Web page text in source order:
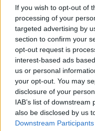
If you wish to opt-out of
processing of your
targeted advertising by
section to confirm your
opt-out request is
interest-based ads
us or personal
your opt-out. You may
disclosure of your
IAB’s list of
also be disclosed by us
Downstream Participants
aumentam a sensação
prolongado pode
prejudicar o
Fabiano de Abreu
evidências de que o
genéticas na espécie
afirma, ocorre por
pelo qual os circuitos
resposta às
“Millennium
regressou ao
vitória do
Publicado 3 dias
Por Ígor Lopes
O “Millennium Estoril
dias 18 e 26 de julho,